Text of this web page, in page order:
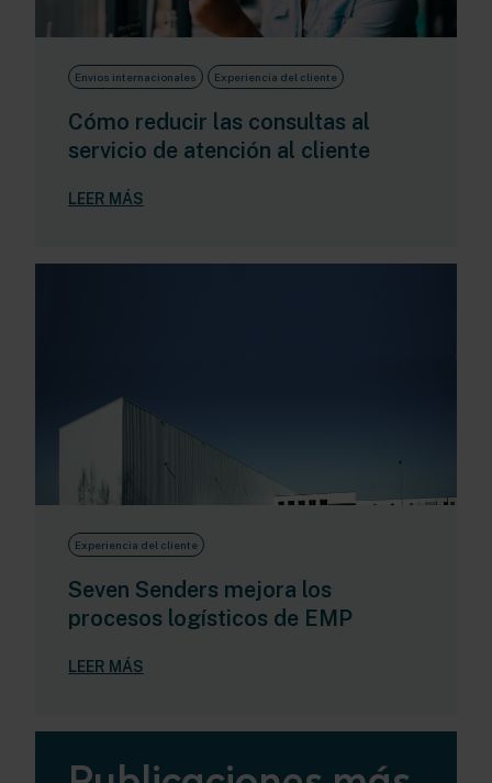
Envíos internacionales Experiencia del cliente
Cómo reducir las consultas al
servicio de atención al cliente
LEER MÁS
Experiencia del cliente
Seven Senders mejora los
procesos logísticos de EMP
LEER MÁS